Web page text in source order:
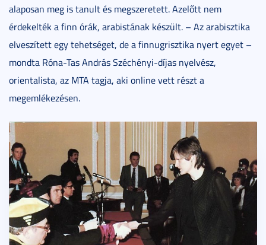
alaposan meg is tanult és megszeretett. Azelőtt nem
érdekelték a finn órák, arabistának készült. – Az arabisztika
elveszített egy tehetséget, de a finnugrisztika nyert egyet –
mondta Róna-Tas András Széchényi-díjas nyelvész,
orientalista, az MTA tagja, aki online vett részt a
megemlékezésen.